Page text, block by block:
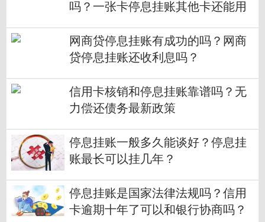
吗？一张卡停息挂账其他卡还能用
网商贷停息挂账有成功的吗？网商
贷停息挂账还收利息吗？
信用卡核销和停息挂账靠谱吗？无
力偿还债务最新政策
停息挂账一般多久能谈好？停息挂
账最长可以挂几年？
停息挂账是国家法律法规吗？信用
卡逾期十年了可以和银行协商吗？